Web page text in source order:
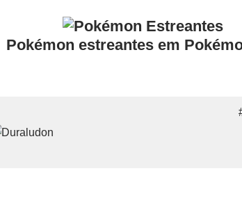
Pokémon estreantes em